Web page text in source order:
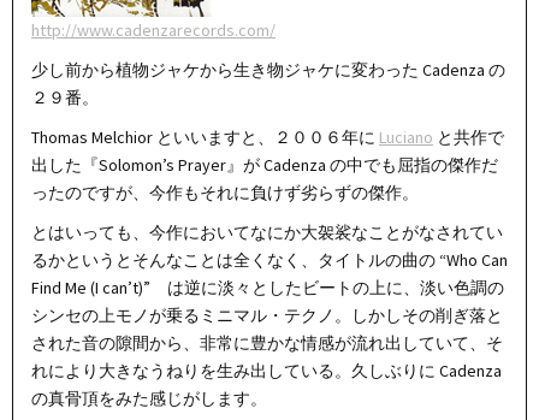
http://www.cadenzarecords.com/
少し前から植物ジャケから生き物ジャケに変わった Cadenza の
２９番。
Thomas Melchior といいますと、２００６年に Luciano と共作で
出した『Solomon’s Prayer』が Cadenza の中でも屈指の傑作だ
ったのですが、今作もそれに負けず劣らずの傑作。
とはいっても、今作においてなにか大袈裟なことがなされてい
るかというとそんなことは全くなく、タイトルの曲の “Who Can
Find Me (I can’t)” は逆に淡々としたビートの上に、淡い色調の
シンセの上モノが乗るミニマル・テクノ。しかしその削ぎ落と
された音の隙間から、非常に豊かな情感が流れ出していて、そ
れにより大きなうねりを生み出している。久しぶりに Cadenza
の真骨頂をみた感じがします。